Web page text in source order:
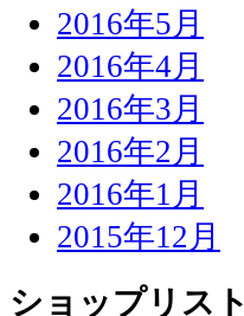
2016年5月
2016年4月
2016年3月
2016年2月
2016年1月
2015年12月
ショップリスト